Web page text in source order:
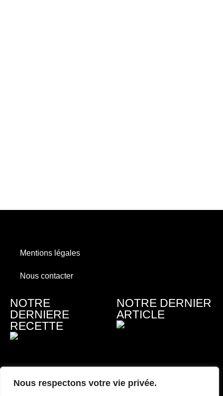
Nous respectons votre vie privée.
Mentions légales
Nous contacter
NOTRE
DERNIERE
RECETTE
NOTRE DERNIER
ARTICLE